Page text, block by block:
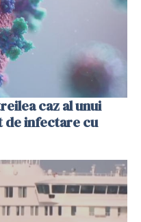
caz al unui
de infectare cu